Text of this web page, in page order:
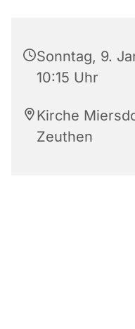
Sonntag, 9.
10:15 Uhr
Kirche
Zeuthen